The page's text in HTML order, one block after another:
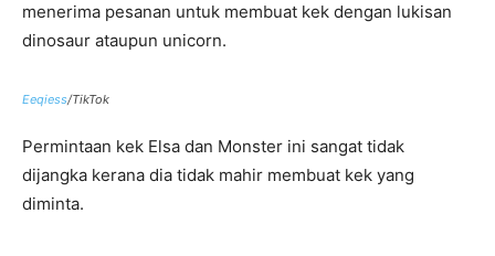
menerima pesanan untuk membuat kek dengan lukisan
dinosaur ataupun unicorn.
Eeqiess/TikTok
Permintaan kek Elsa dan Monster ini sangat tidak
dijangka kerana dia tidak mahir membuat kek yang
diminta.